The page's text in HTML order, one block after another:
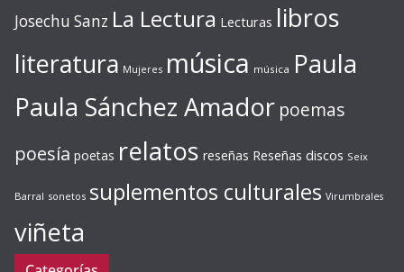
Josechu Sanz La Lectura Lecturas libros
literatura Mujeres música música Paula
Paula Sánchez Amador poemas
poesía poetas relatos reseñas Reseñas discos Seix
Barral sonetos suplementos culturales Virumbrales
viñeta